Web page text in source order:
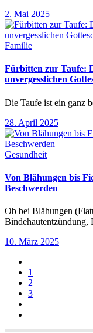
2. Mai 2025
Familie
Fürbitten zur Taufe:
unvergesslichen
Die Taufe ist ein ganz
28. April 2025
Gesundheit
Von Blähungen bis
Beschwerden
Ob bei Blähungen
Bindehautentzündung,
10. März 2025
1
2
3